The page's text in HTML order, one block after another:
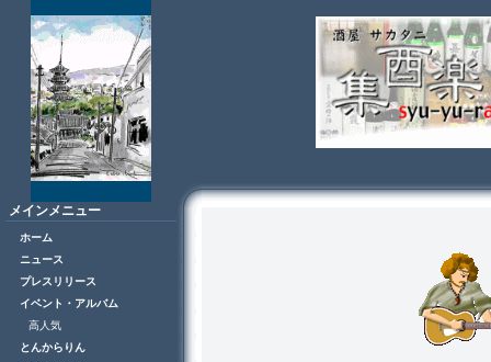
メインメニュー
ホーム
ニュース
プレスリリース
イベント・アルバム
高人気
とんからりん